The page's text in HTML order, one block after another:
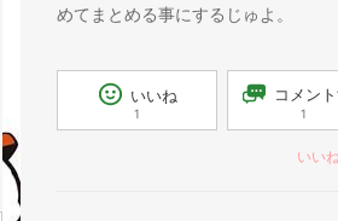
めてまとめる事にするじゅよ。
いいね
1
コメン
1
いい